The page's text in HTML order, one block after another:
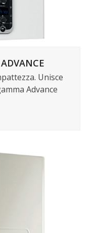
Unisce
Advance